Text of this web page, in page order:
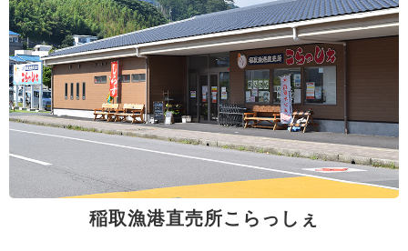
稲取漁港直売所こらっしぇ